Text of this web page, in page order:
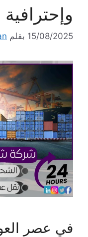
15/08/2025 بقلم
في عصر